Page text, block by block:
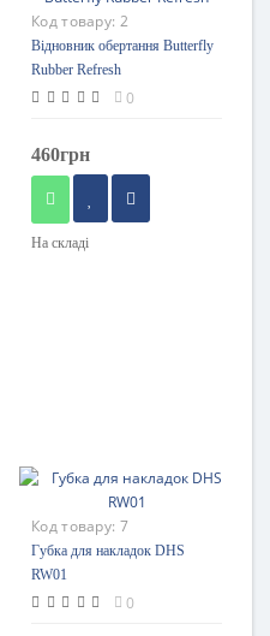
Код товару: 2
Відновник обертання Butterfly
Rubber Refresh
0
460грн
На складі
Код товару: 7
Губка для накладок DHS
RW01
0